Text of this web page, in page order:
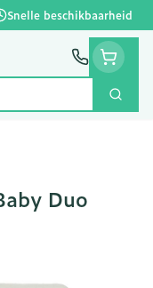
Snelle beschikbaarheid
Zoek
Duo